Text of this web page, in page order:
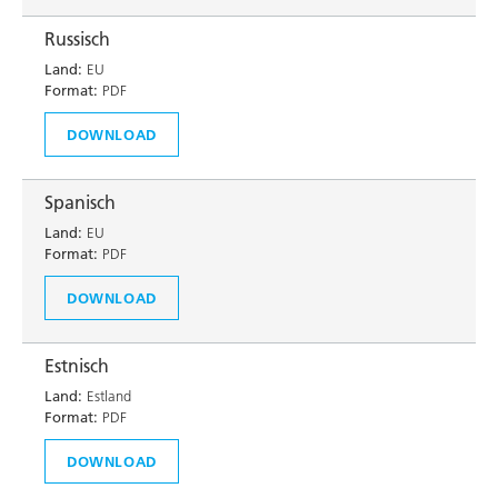
Russisch
Land: EU
Format: PDF
DOWNLOAD
Spanisch
Land: EU
Format: PDF
DOWNLOAD
Estnisch
Land: Estland
Format: PDF
DOWNLOAD